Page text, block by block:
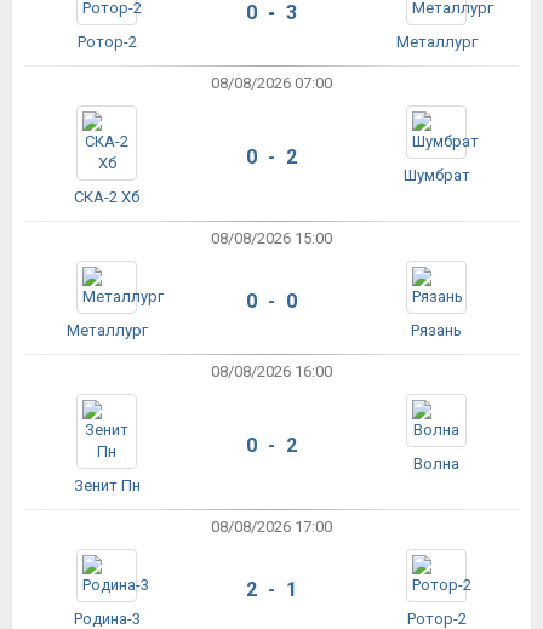
Ротор-2
0 - 3
Металлург
08/08/2026 07:00
СКА-2 Хб
0 - 2
Шумбрат
08/08/2026 15:00
Металлург
0 - 0
Рязань
08/08/2026 16:00
Зенит Пн
0 - 2
Волна
08/08/2026 17:00
Родина-3
2 - 1
Ротор-2